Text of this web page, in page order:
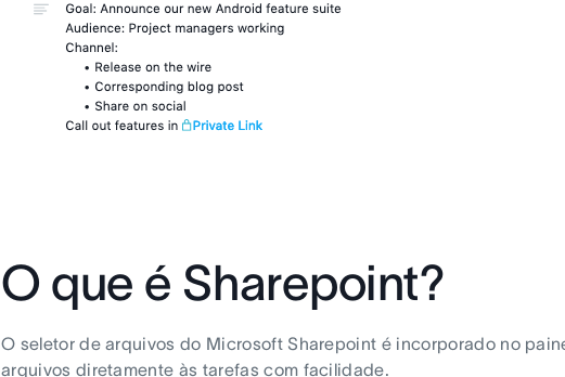
O que é Sharepoint?
O seletor de arquivos do Microsoft Sharepoint é incorporado no
arquivos diretamente às tarefas com facilidade.